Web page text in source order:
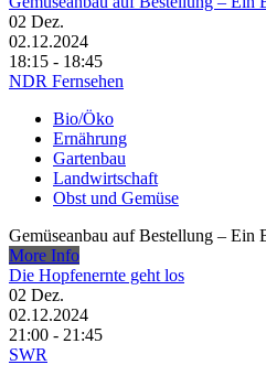
02 Dez.
02.12.2024
18:15 - 18:45
NDR Fernsehen
Bio/Öko
Ernährung
Gartenbau
Landwirtschaft
Obst und Gemüse
Gemüseanbau auf Bestellung – Ein
More Info
Die Hopfenernte geht los
02 Dez.
02.12.2024
21:00 - 21:45
SWR